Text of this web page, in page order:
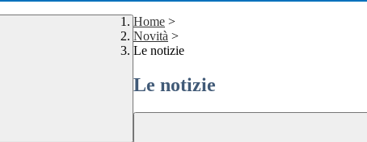
Home >
Novità >
Le notizie
Le notizie